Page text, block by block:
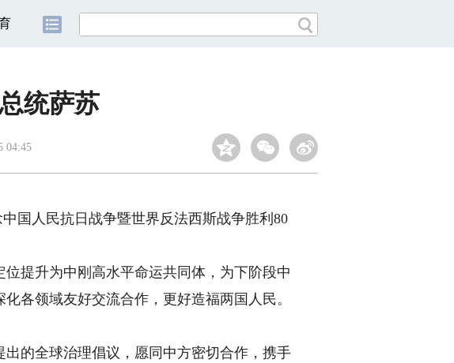
统萨苏
04:45
国人民抗日战争暨世界反法西斯战争胜利80
提升为中刚高水平命运共同体，为下阶段中
各领域友好交流合作，更好造福两国人民。
的全球治理倡议，愿同中方密切合作，携手